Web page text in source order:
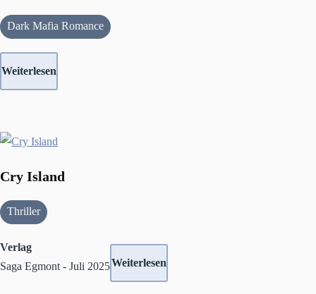
Dark Mafia Romance
Weiterlesen
Cry Island
Thriller
Verlag
Saga Egmont - Juli 2025Weiterlesen